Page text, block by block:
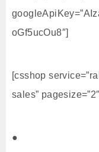
oGf5ucOu8″]
[csshop
sales”
●